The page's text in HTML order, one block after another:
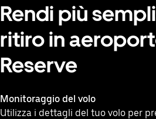
Rendi più
ritiro in
Reserve
Monitoraggio del volo
Utilizza i dettagli del tuo volo per